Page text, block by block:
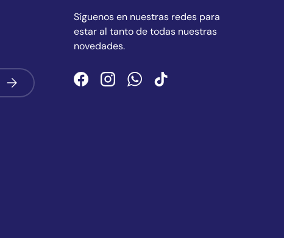
Suscribirse
Síguenos en nuestras redes para
estar al tanto de todas nuestras
novedades.
FacebookInstagramWhatsApp
TikTok